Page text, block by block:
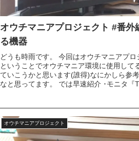
オウチマニアプロジェクト #番外
る機器
どうも時雨です。 今回はオウチマニアプ
ということでオウチマニア環境に使用して
ていこうかと思います(誰得)なにかしら参
なと思ってます。 では早速紹介 ･モニタ『
オウチマニアプロジェクト